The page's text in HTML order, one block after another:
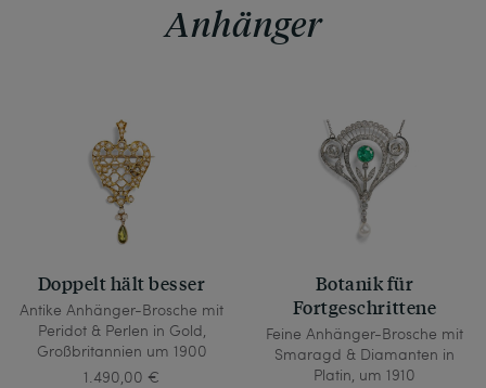
Anhänger
Doppelt hält besser
Antike Anhänger-Brosche mit
Peridot & Perlen in Gold,
Großbritannien um 1900
1.490,00 €
Botanik für
Fortgeschrittene
Feine Anhänger-Brosche mit
Smaragd & Diamanten in
Platin, um 1910